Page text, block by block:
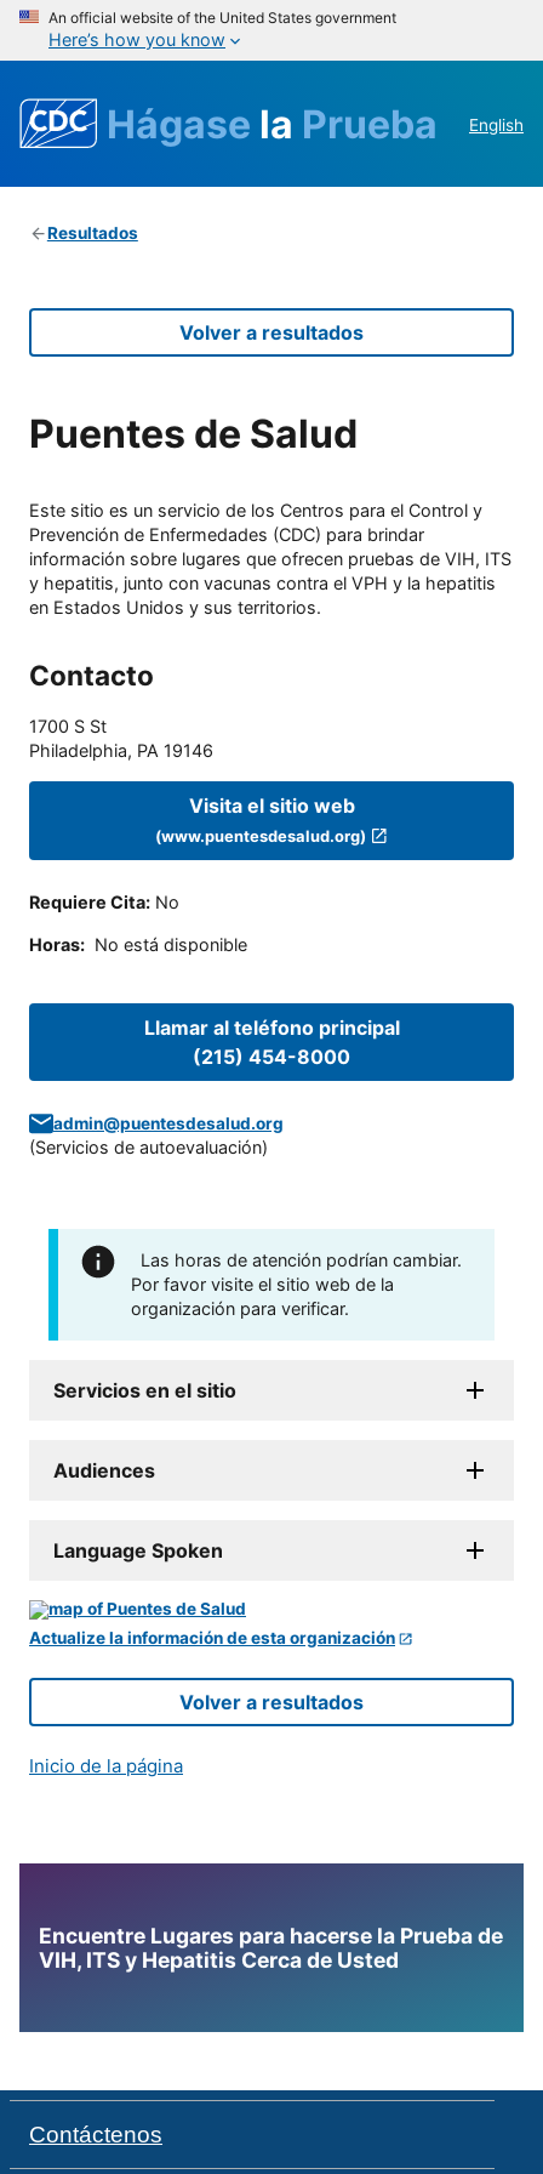
An official website of the United States government
Here’s how you know
Hágase la Prueba English
Resultados
Volver a resultados
Puentes de Salud
Este sitio es un servicio de los Centros para el Control y
Prevención de Enfermedades (CDC) para brindar
información sobre lugares que ofrecen pruebas de VIH, ITS
y hepatitis, junto con vacunas contra el VPH y la hepatitis
en Estados Unidos y sus territorios.
Contacto
1700 S St
Philadelphia, PA 19146
Visita el sitio web
(www.puentesdesalud.org)
Requiere Cita: No
Horas: No está disponible
Llamar al teléfono principal
(215) 454-8000
admin@puentesdesalud.org
(Servicios de autoevaluación)
Las horas de atención podrían cambiar.
Por favor visite el sitio web de la
organización para verificar.
Servicios en el sitio
Audiences
Language Spoken
Actualize la información de esta organización
Volver a resultados
Inicio de la página
Encuentre Lugares para hacerse la Prueba de
VIH, ITS y Hepatitis Cerca de Usted
Contáctenos